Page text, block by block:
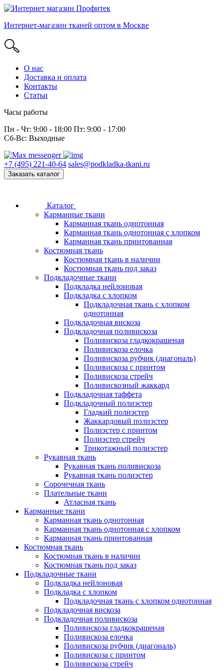
Интернет-магазин тканей оптом в Москве
О нас
Доставка и оплата
Контакты
Статьи
Часы работы
Пн - Чт: 9:00 - 18:00 Пт: 9:00 - 17:00
Сб-Вс: Выходные
+7 (495) 221-40-64 sales@podkladka-tkani.ru
Заказать каталог
Каталог
Карманные ткани
Карманная ткань однотонная
Карманная ткань однотонная с хлопком
Карманная ткань принтованная
Костюмная ткань
Костюмная ткань в наличии
Костюмная ткань под заказ
Подкладочные ткани
Подкладка нейлоновая
Подкладка с хлопком
Подкладочная ткань с хлопком
однотонная
Подкладочная вискоза
Подкладочная поливискоза
Поливискоза гладкокрашеная
Поливискоза елочка
Поливискоза рубчик (диагональ)
Поливискоза с принтом
Поливискоза стрейч
Поливискозный жаккард
Подкладочная таффета
Подкладочный полиэстер
Гладкий полиэстер
Жаккардовый полиэстер
Полиэстер с принтом
Полиэстер стрейч
Трикотажный полиэстер
Рукавная ткань
Рукавная ткань поливискоза
Рукавная ткань полиэстер
Сорочечная ткань
Плательные ткани
Атласная ткань
Карманные ткани
Карманная ткань однотонная
Карманная ткань однотонная с хлопком
Карманная ткань принтованная
Костюмная ткань
Костюмная ткань в наличии
Костюмная ткань под заказ
Подкладочные ткани
Подкладка нейлоновая
Подкладка с хлопком
Подкладочная ткань с хлопком однотонная
Подкладочная вискоза
Подкладочная поливискоза
Поливискоза гладкокрашеная
Поливискоза елочка
Поливискоза рубчик (диагональ)
Поливискоза с принтом
Поливискоза стрейч